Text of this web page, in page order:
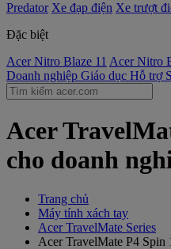
Predator Xe đạp điện Xe trượt
Đặc biệt
Acer Nitro Blaze 11 Acer Nitro
Doanh nghiệp Giáo dục Hỗ trợ
Acer
cho doanh
Trang chủ
Máy tính xách tay
Acer TravelMate Series
Acer TravelMate P4 Spin